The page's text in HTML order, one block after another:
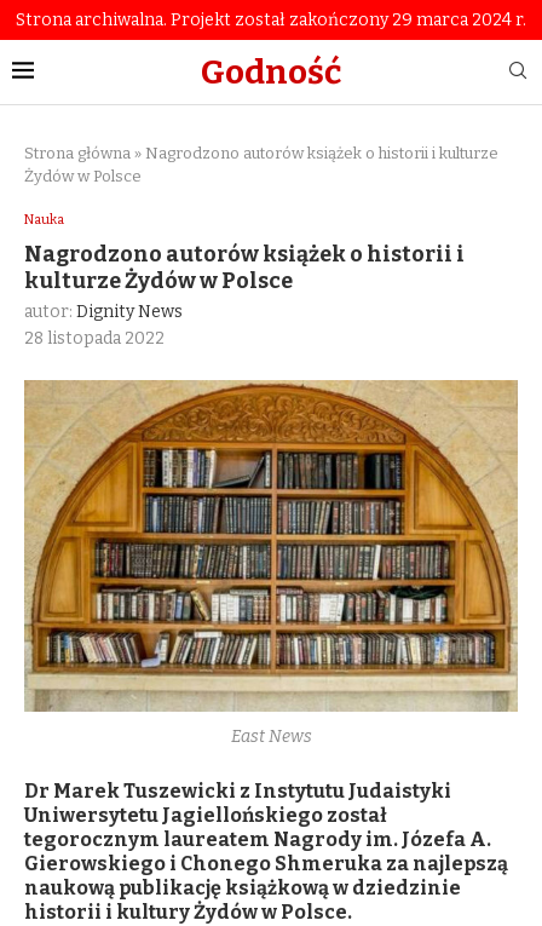
Strona archiwalna. Projekt został zakończony 29 marca 2024 r.
Godność
Strona główna » Nagrodzono autorów książek o historii i kulturze
Żydów w Polsce
Nauka
Nagrodzono autorów książek o historii i
kulturze Żydów w Polsce
autor: Dignity News
28 listopada 2022
East News
Dr Marek Tuszewicki z Instytutu Judaistyki
Uniwersytetu Jagiellońskiego został
tegorocznym laureatem Nagrody im. Józefa A.
Gierowskiego i Chonego Shmeruka za najlepszą
naukową publikację książkową w dziedzinie
historii i kultury Żydów w Polsce.